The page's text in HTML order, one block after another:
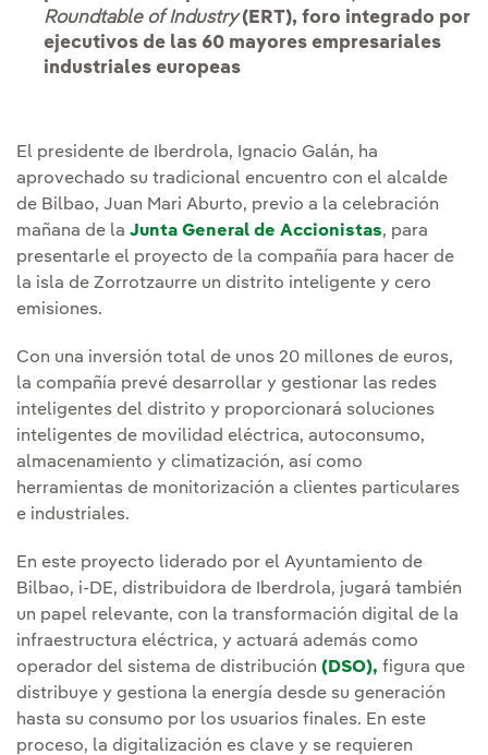
Roundtable of Industry(ERT), foro integrado por
ejecutivos de las 60 mayores empresariales
industriales europeas
El presidente de Iberdrola, Ignacio Galán, ha
aprovechado su tradicional encuentro con el alcalde
de Bilbao, Juan Mari Aburto, previo a la celebración
mañana de la Junta General de Accionistas, para
presentarle el proyecto de la compañía para hacer de
la isla de Zorrotzaurre un distrito inteligente y cero
emisiones.
Con una inversión total de unos 20 millones de euros,
la compañía prevé desarrollar y gestionar las redes
inteligentes del distrito y proporcionará soluciones
inteligentes de movilidad eléctrica, autoconsumo,
almacenamiento y climatización, así como
herramientas de monitorización a clientes particulares
e industriales.
En este proyecto liderado por el Ayuntamiento de
Bilbao, i-DE, distribuidora de Iberdrola, jugará también
un papel relevante, con la transformación digital de la
infraestructura eléctrica, y actuará además como
operador del sistema de distribución (DSO), figura que
distribuye y gestiona la energía desde su generación
hasta su consumo por los usuarios finales. En este
proceso, la digitalización es clave y se requieren